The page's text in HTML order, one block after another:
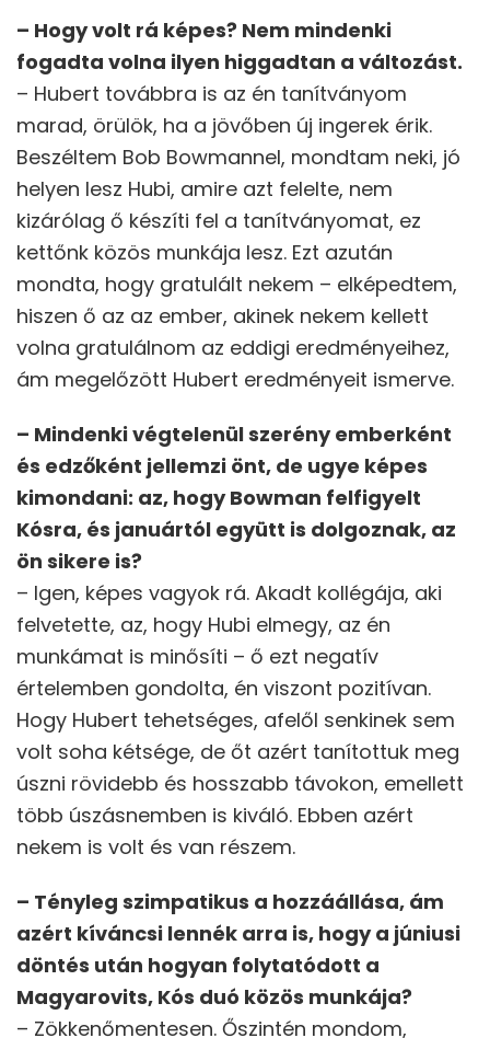
– Hogy volt rá képes? Nem mindenki
fogadta volna ilyen higgadtan a változást.
– Hubert továbbra is az én tanítványom
marad, örülök, ha a jövőben új ingerek érik.
Beszéltem Bob Bowmannel, mondtam neki, jó
helyen lesz Hubi, amire azt felelte, nem
kizárólag ő készíti fel a tanítványomat, ez
kettőnk közös munkája lesz. Ezt azután
mondta, hogy gratulált nekem – elképedtem,
hiszen ő az az ember, akinek nekem kellett
volna gratulálnom az eddigi eredményeihez,
ám megelőzött Hubert eredményeit ismerve.
– Mindenki végtelenül szerény emberként
és edzőként jellemzi önt, de ugye képes
kimondani: az, hogy Bowman felfigyelt
Kósra, és januártól együtt is dolgoznak, az
ön sikere is?
– Igen, képes vagyok rá. Akadt kollégája, aki
felvetette, az, hogy Hubi elmegy, az én
munkámat is minősíti – ő ezt negatív
értelemben gondolta, én viszont pozitívan.
Hogy Hubert tehetséges, afelől senkinek sem
volt soha kétsége, de őt azért tanítottuk meg
úszni rövidebb és hosszabb távokon, emellett
több úszásnemben is kiváló. Ebben azért
nekem is volt és van részem.
– Tényleg szimpatikus a hozzáállása, ám
azért kíváncsi lennék arra is, hogy a júniusi
döntés után hogyan folytatódott a
Magyarovits, Kós duó közös munkája?
– Zökkenőmentesen. Őszintén mondom,